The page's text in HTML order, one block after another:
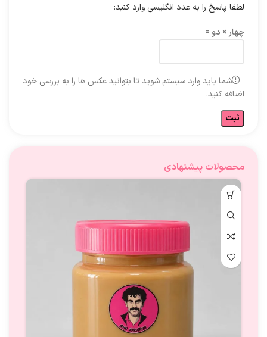
لطفا پاسخ را به عدد انگلیسی وارد کنید:
چهار × دو =
شما باید وارد سیستم شوید تا بتوانید عکس ها را به بررسی خود
اضافه کنید.
محصولات پیشنهادی